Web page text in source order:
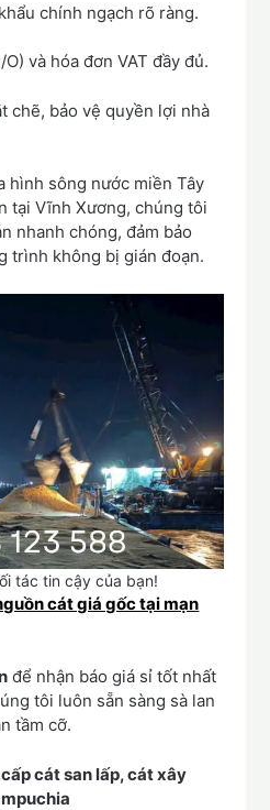
chính ngạch rõ ràng.
và hóa đơn VAT đầy đủ.
chẽ, bảo vệ quyền lợi nhà
hình sông nước miền Tây
tại Vĩnh Xương, chúng tôi
nhanh chóng, đảm bảo
trình không bị gián đoạn.
tác tin cậy của bạn!
cát giá gốc tại mạn
để nhận báo giá sỉ tốt nhất
tôi luôn sẵn sàng sà lan
tầm cỡ.
cát san lấp, cát xây